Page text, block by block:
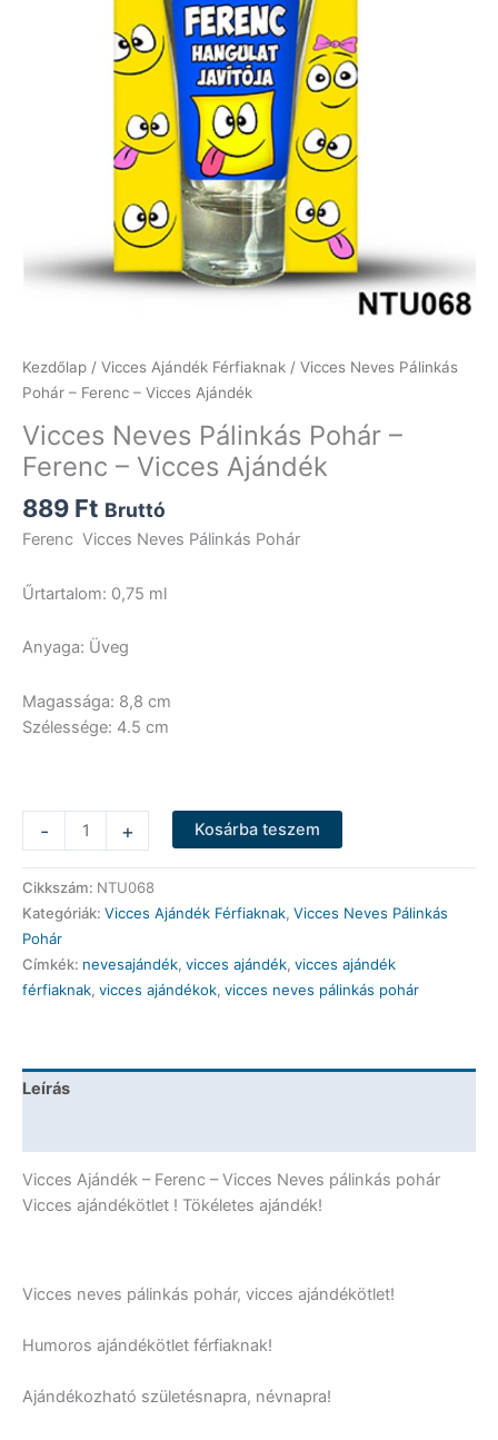
Kezdőlap / Vicces Ajándék Férfiaknak / Vicces Neves Pálinkás
Pohár – Ferenc – Vicces Ajándék
Vicces Neves Pálinkás Pohár –
Ferenc – Vicces Ajándék
889 Ft Bruttó
Ferenc Vicces Neves Pálinkás Pohár
Űrtartalom: 0,75 ml
Anyaga: Üveg
Magassága: 8,8 cm
Szélessége: 4.5 cm
-
Neves
Pálinkás
Pohár
-
Ferenc
-
Vicces
+ Kosárba teszem
Cikkszám: NTU068
Kategóriák: Vicces Ajándék Férfiaknak, Vicces Neves Pálinkás
Pohár
Címkék: nevesajándék, vicces ajándék, vicces ajándék
férfiaknak, vicces ajándékok, vicces neves pálinkás pohár
Leírás
Vicces Ajándék – Ferenc – Vicces Neves pálinkás pohár
Vicces ajándékötlet ! Tökéletes ajándék!
Vicces neves pálinkás pohár, vicces ajándékötlet!
Humoros ajándékötlet férfiaknak!
Ajándékozható születésnapra, névnapra!